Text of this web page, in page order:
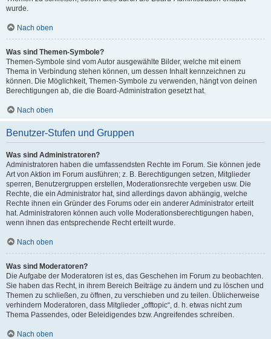
wurde.
Nach oben
Was sind Themen-Symbole?
Themen-Symbole sind vom Autor ausgewählte Bilder, welche mit einem
Thema in Verbindung stehen können, um dessen Inhalt kennzeichnen zu
können. Die Möglichkeit, Themen-Symbole zu verwenden, hängt von deinen
Berechtigungen ab, die die Board-Administration gesetzt hat.
Nach oben
Benutzer-Stufen und Gruppen
Was sind Administratoren?
Administratoren haben die umfassendsten Rechte im Forum. Sie können jede
Art von Aktion im Forum ausführen; z. B. Berechtigungen setzen, Mitglieder
sperren, Benutzergruppen erstellen, Moderationsrechte vergeben usw. Die
Rechte, die ein Administrator hat, sind allerdings davon abhängig, welche
Rechte ihnen ein Gründer des Forums oder ein anderer Administrator erteilt
hat. Administratoren können auch volle Moderationsberechtigungen haben,
wenn ihnen das entsprechende Recht erteilt wurde.
Nach oben
Was sind Moderatoren?
Die Aufgabe der Moderatoren ist es, das Geschehen im Forum zu beobachten.
Sie haben das Recht, in ihrem Bereich Beiträge zu ändern und zu löschen und
Themen zu schließen, zu öffnen, zu verschieben und zu teilen. Üblicherweise
verhindern Moderatoren, dass Mitglieder „offtopic“, d. h. etwas nicht zum
Thema Passendes, oder Beleidigendes bzw. Angreifendes schreiben.
Nach oben